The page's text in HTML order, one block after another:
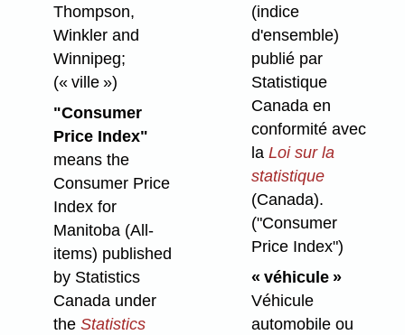
Thompson,
Winkler and
Winnipeg;
(« ville »)
"Consumer
Price Index"
means the
Consumer Price
Index for
Manitoba (All-
items) published
by Statistics
Canada under
the Statistics
(indice
d'ensemble)
publié par
Statistique
Canada en
conformité avec
laLoi sur la
statistique
(Canada).
("Consumer
Price Index")
« véhicule »
Véhicule
automobile ou